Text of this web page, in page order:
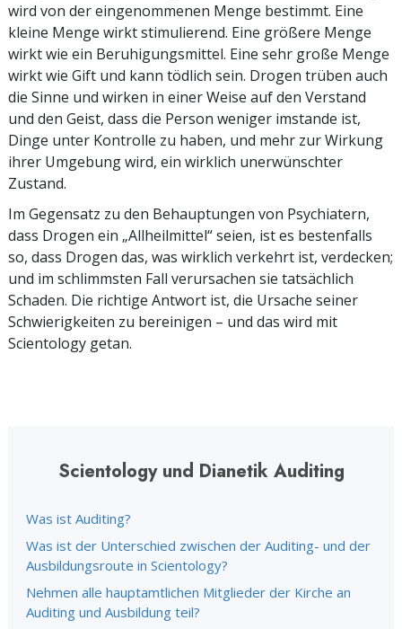
wird von der eingenommenen Menge bestimmt. Eine
kleine Menge wirkt stimulierend. Eine größere Menge
wirkt wie ein Beruhigungsmittel. Eine sehr große Menge
wirkt wie Gift und kann tödlich sein. Drogen trüben auch
die Sinne und wirken in einer Weise auf den Verstand
und den Geist, dass die Person weniger imstande ist,
Dinge unter Kontrolle zu haben, und mehr zur Wirkung
ihrer Umgebung wird, ein wirklich unerwünschter
Zustand.
Im Gegensatz zu den Behauptungen von Psychiatern,
dass Drogen ein „Allheilmittel“ seien, ist es bestenfalls
so, dass Drogen das, was wirklich verkehrt ist, verdecken;
und im schlimmsten Fall verursachen sie tatsächlich
Schaden. Die richtige Antwort ist, die Ursache seiner
Schwierigkeiten zu bereinigen – und das wird mit
Scientology getan.
Scientology und Dianetik Auditing
Was ist Auditing?
Was ist der Unterschied zwischen der Auditing- und der
Ausbildungsroute in Scientology?
Nehmen alle hauptamtlichen Mitglieder der Kirche an
Auditing und Ausbildung teil?